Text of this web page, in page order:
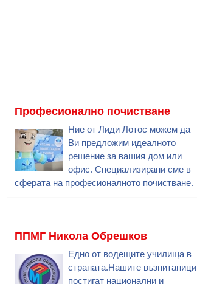
Професионално почистване
Ние от Лиди Лотос можем да
Ви предложим идеалното
решение за вашия дом или
офис. Специализирани сме в
сферата на професионалното почистване.
ППМГ Никола Обрешков
Едно от водещите училища в
страната.Нашите възпитаници
постигат национални и